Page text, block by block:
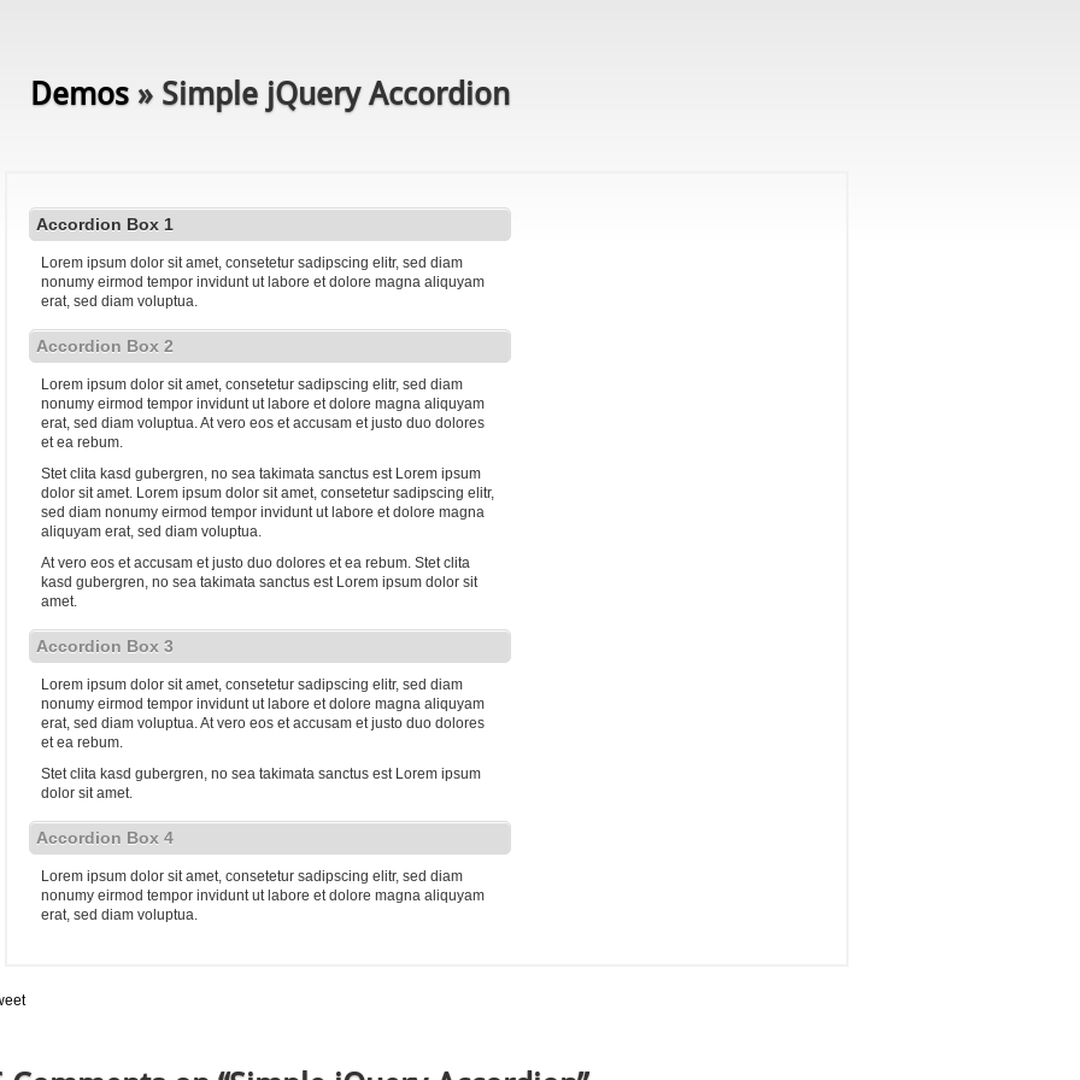
Demos » Simple jQuery Accordion
Accordion Box 1
Lorem ipsum dolor sit amet, consetetur sadipscing elitr, sed diam
nonumy eirmod tempor invidunt ut labore et dolore magna aliquyam
erat, sed diam voluptua.
Accordion Box 2
Lorem ipsum dolor sit amet, consetetur sadipscing elitr, sed diam
nonumy eirmod tempor invidunt ut labore et dolore magna aliquyam
erat, sed diam voluptua. At vero eos et accusam et justo duo dolores
et ea rebum.
Stet clita kasd gubergren, no sea takimata sanctus est Lorem ipsum
dolor sit amet. Lorem ipsum dolor sit amet, consetetur sadipscing elitr,
sed diam nonumy eirmod tempor invidunt ut labore et dolore magna
aliquyam erat, sed diam voluptua.
At vero eos et accusam et justo duo dolores et ea rebum. Stet clita
kasd gubergren, no sea takimata sanctus est Lorem ipsum dolor sit
amet.
Accordion Box 3
Lorem ipsum dolor sit amet, consetetur sadipscing elitr, sed diam
nonumy eirmod tempor invidunt ut labore et dolore magna aliquyam
erat, sed diam voluptua. At vero eos et accusam et justo duo dolores
et ea rebum.
Stet clita kasd gubergren, no sea takimata sanctus est Lorem ipsum
dolor sit amet.
Accordion Box 4
Lorem ipsum dolor sit amet, consetetur sadipscing elitr, sed diam
nonumy eirmod tempor invidunt ut labore et dolore magna aliquyam
erat, sed diam voluptua.